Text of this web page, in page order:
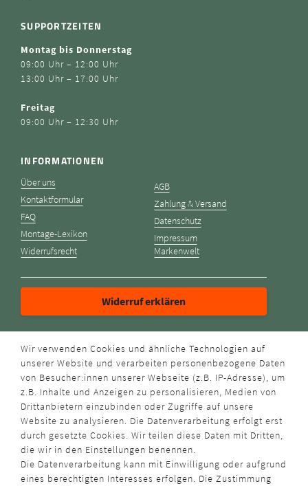
SUPPORTZEITEN
Montag bis Donnerstag
09:00 Uhr – 12:00 Uhr
13:00 Uhr – 17:00 Uhr
Freitag
09:00 Uhr – 12:30 Uhr
INFORMATIONEN
Über uns
Kontaktformular
FAQ
Montage-Lexikon
Widerrufsrecht
AGB
Zahlung & Versand
Datenschutz
Impressum
Markenwelt
Widerruf erklären
ZAHLUNGSARTEN
VERSANDART
Wir verwenden Cookies und ähnliche Technologien auf
unserer Website und verarbeiten personenbezogene Daten
von Besucher:innen unserer Webseite (z.B. IP-Adresse), um
z.B. Inhalte und Anzeigen zu personalisieren, Medien von
Drittanbietern einzubinden oder Zugriffe auf unsere
Website zu analysieren. Die Datenverarbeitung erfolgt erst
durch gesetzte Cookies. Wir teilen diese Daten mit Dritten,
die wir in den Einstellungen benennen.
Die Datenverarbeitung kann mit Einwilligung oder aufgrund
eines berechtigten Interesses erfolgen. Die Zustimmung